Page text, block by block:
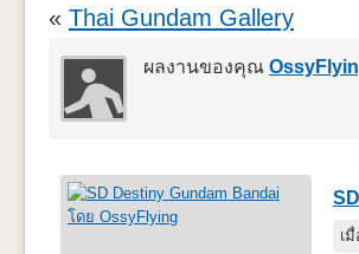
« Thai Gundam Gallery
ผลงานของคุณ
เ